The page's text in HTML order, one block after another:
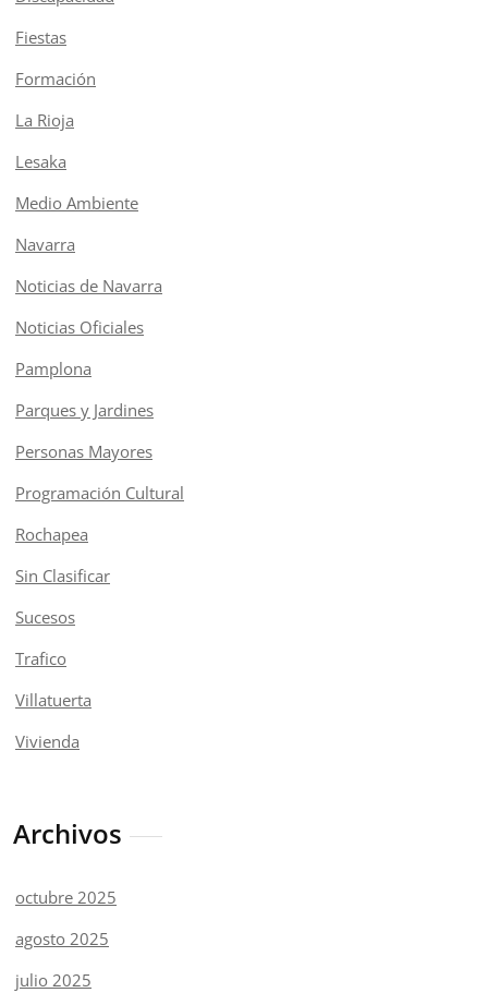
Fiestas
Formación
La Rioja
Lesaka
Medio Ambiente
Navarra
Noticias de Navarra
Noticias Oficiales
Pamplona
Parques y Jardines
Personas Mayores
Programación Cultural
Rochapea
Sin Clasificar
Sucesos
Trafico
Villatuerta
Vivienda
Archivos
octubre 2025
agosto 2025
julio 2025